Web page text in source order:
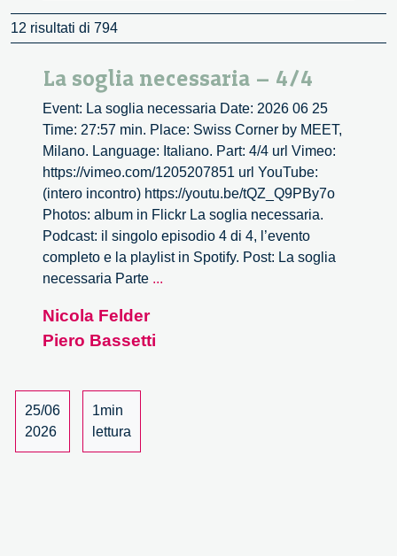
12 risultati di 794
La soglia necessaria – 4/4
Event: La soglia necessaria Date: 2026 06 25
Time: 27:57 min. Place: Swiss Corner by MEET,
Milano. Language: Italiano. Part: 4/4 url Vimeo:
https://vimeo.com/1205207851 url YouTube:
(intero incontro) https://youtu.be/tQZ_Q9PBy7o
Photos: album in Flickr La soglia necessaria.
Podcast: il singolo episodio 4 di 4, l’evento
completo e la playlist in Spotify. Post: La soglia
necessaria Parte ...
Nicola Felder
Piero Bassetti
25/06
2026
1min
lettura